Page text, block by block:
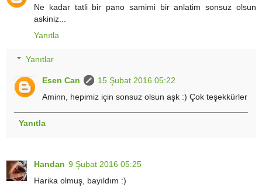
Ne kadar tatli bir pano samimi bir anlatim sonsuz olsun
askiniz...
Yanıtla
Yanıtlar
Esen Can
15 Şubat 2016 05:22
Aminn, hepimiz için sonsuz olsun aşk :) Çok teşekkürler
Yanıtla
Handan 9 Şubat 2016 05:25
Harika olmuş, bayıldım :)